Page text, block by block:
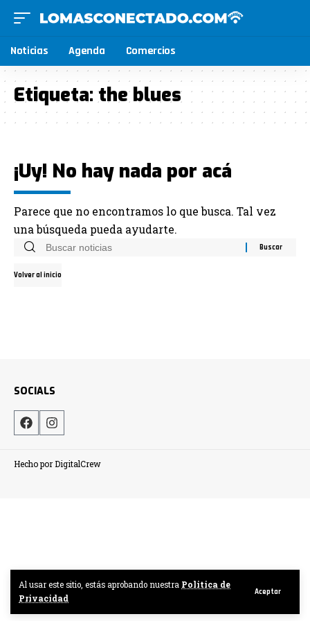
Al usar este sitio, estás aprobando nuestra Politica de
Privacidad
Aceptar
Noticias Agenda Comercios
Etiqueta:the blues
¡Uy! No hay nada por acá
Parece que no encontramos lo que busca. Tal vez
una búsqueda pueda ayudarte.
Volver al inicio
SOCIALS
Hecho por DigitalCrew